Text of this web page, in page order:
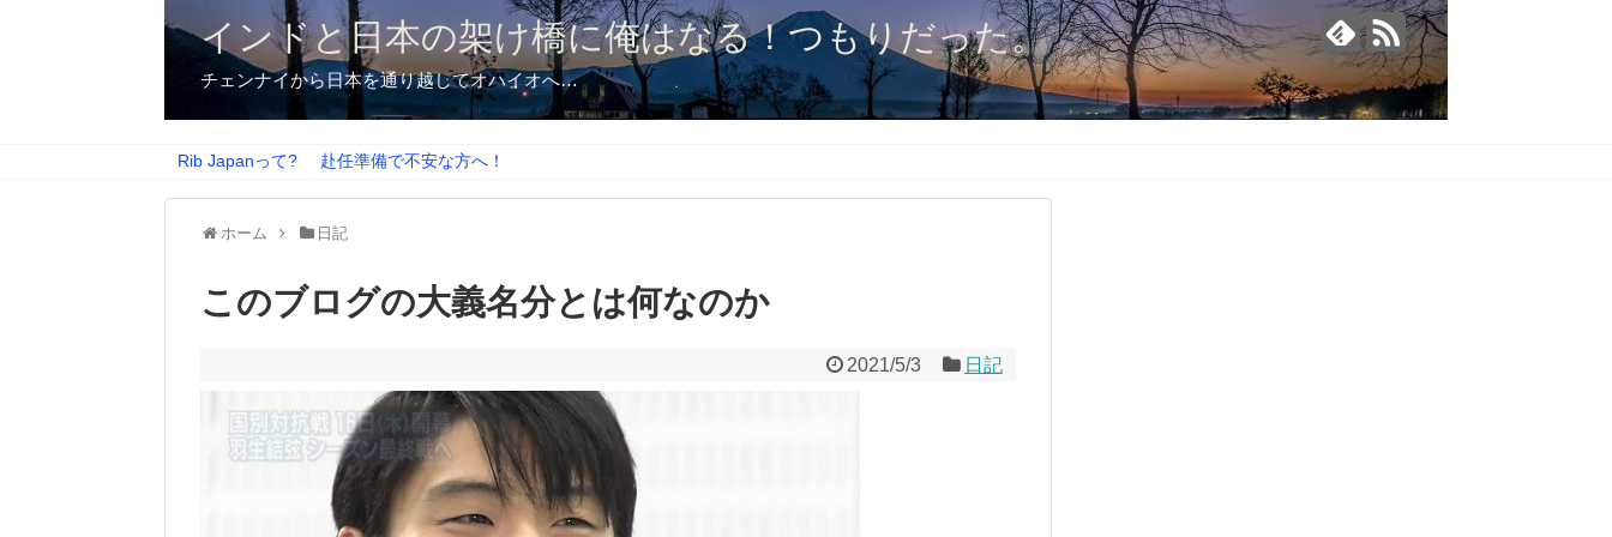
インドと日本の架け橋に俺はなる！つもりだった。
チェンナイから日本を通り越してオハイオへ…
Rib Japanって? 赴任準備で不安な方へ！
ホーム 日記
このブログの大義名分とは何なのか
2021/5/3 日記